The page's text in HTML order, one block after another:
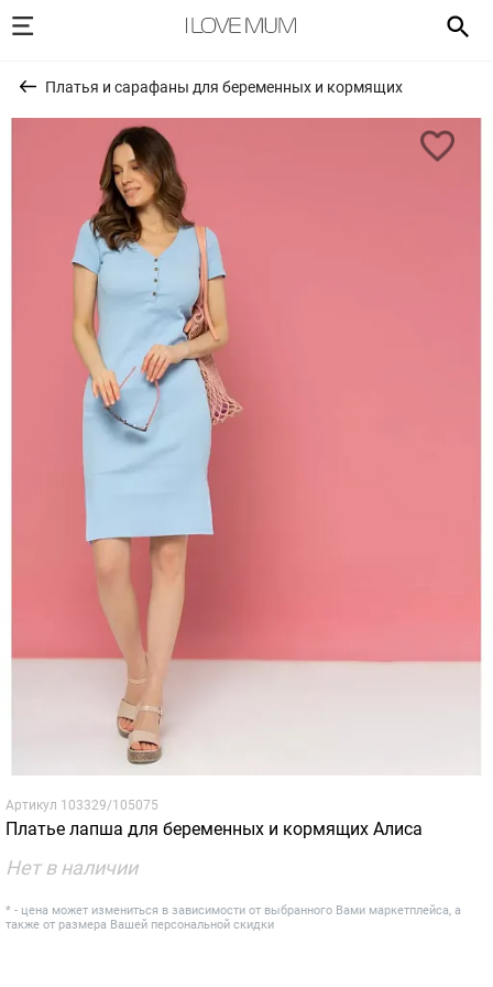
Платья и сарафаны для беременных и кормящих
Артикул 103329/105075
Платье лапша для беременных и кормящих Алиса
Нет в наличии
* - цена может измениться в зависимости от выбранного Вами маркетплейса, а
также от размера Вашей персональной скидки